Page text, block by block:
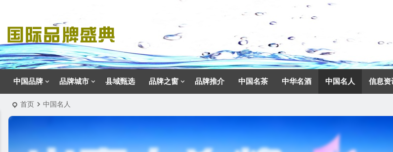
中国品牌 品牌城市 县域甄选 品牌之窗 品牌推介 中国名茶 中华名酒 中国名人 信息资
首页 中国名人